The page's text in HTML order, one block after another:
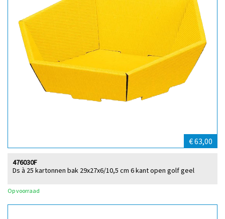
€ 63,00
Ds à 25 kartonnen bak 29x27x6/10,5 cm 6 kant open golf geel
476030F
Op voorraad